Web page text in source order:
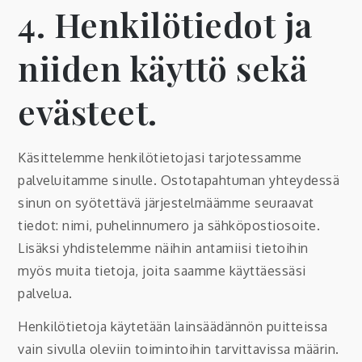
4. Henkilötiedot ja
niiden käyttö sekä
evästeet.
Käsittelemme henkilötietojasi tarjotessamme
palveluitamme sinulle. Ostotapahtuman yhteydessä
sinun on syötettävä järjestelmäämme seuraavat
tiedot: nimi, puhelinnumero ja sähköpostiosoite.
Lisäksi yhdistelemme näihin antamiisi tietoihin
myös muita tietoja, joita saamme käyttäessäsi
palvelua.
Henkilötietoja käytetään lainsäädännön puitteissa
vain sivulla oleviin toimintoihin tarvittavissa määrin.